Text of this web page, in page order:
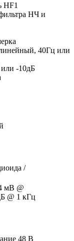
HF1
НЧ и
40Гц или
-10дБ
/
мВ @
@ 1 кГц
48 В